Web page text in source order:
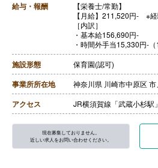
給与・報酬
【栄養士/常勤】
【月給】211,520円- ※
［内訳］
・基本給156,690円-
・時間外手当15,330円-
給）
・資格手当15,000円
・処遇改善手当15,000円
・その他手当9,500円
【賞与】年3回（7月・
変動あり
※それぞれの賞与に合わ
【通勤手当】あり（全額
【昇給】あり（年1回）
【退職金】あり
施設形態 保育園(認可)
事業所所在地 神奈川県 川崎市中原区
アクセス JR横須賀線「武蔵小杉駅
現在募集しておりません。
近しい求人をお問い合わせください。